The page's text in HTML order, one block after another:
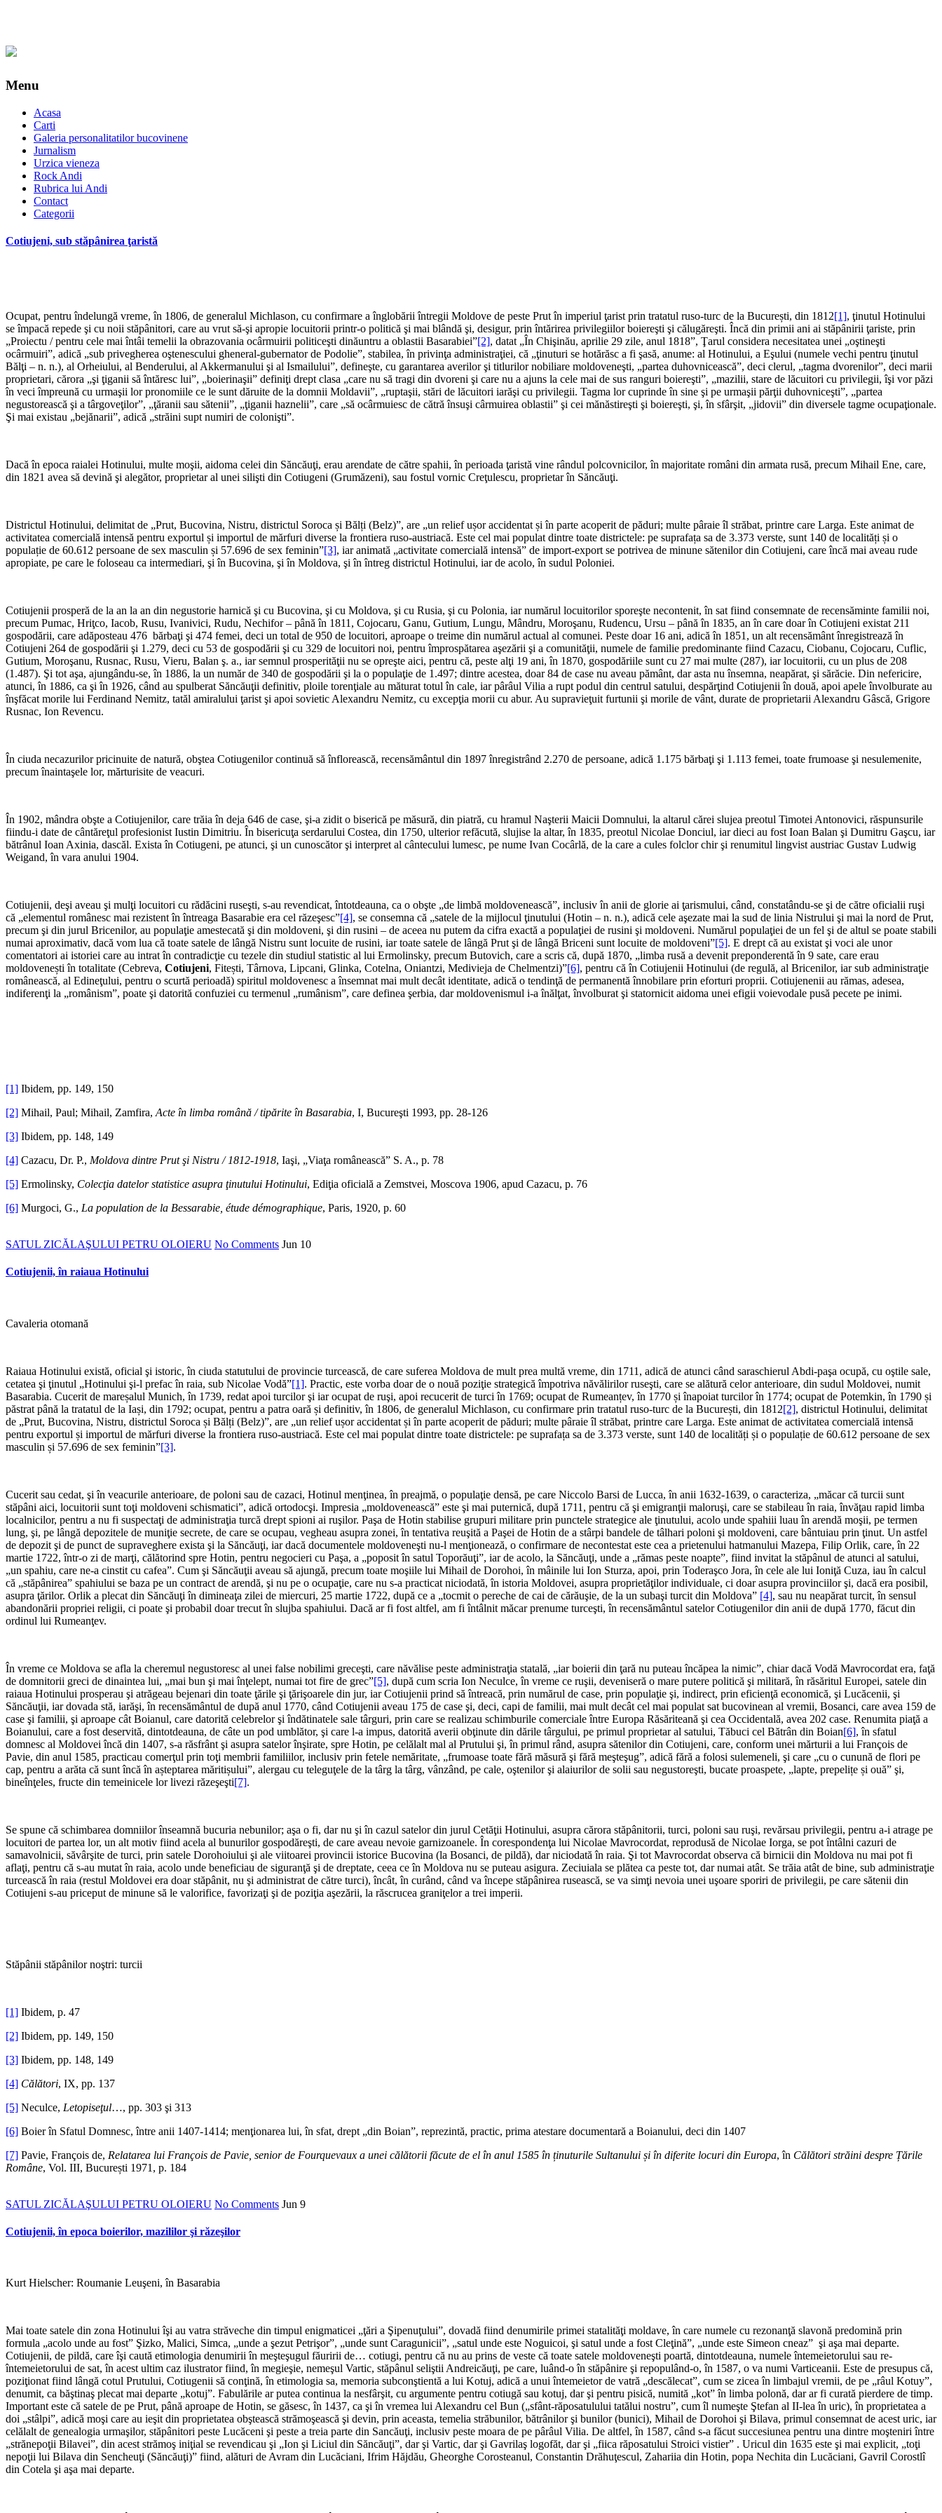
Menu
Acasa
Carti
Galeria personalitatilor bucovinene
Jurnalism
Urzica vieneza
Rock Andi
Rubrica lui Andi
Contact
Categorii
Cotiujeni, sub stăpânirea ţaristă
Ocupat, pentru îndelungă vreme, în 1806, de generalul Michlason, cu confirmare a înglobării întregii Moldove de peste Prut în imperiul ţarist prin tratatul ruso-turc de la București, din 1812[1], ţinutul Hotinului
se împacă repede şi cu noii stăpânitori, care au vrut să-şi apropie locuitorii printr-o politică şi mai blândă şi, desigur, prin întărirea privilegiilor boiereşti şi călugăreşti. Încă din primii ani ai stăpânirii ţariste, prin
„Proiectu / pentru cele mai întâi temelii la obrazovania ocârmuirii politiceşti dinăuntru a oblastii Basarabiei”[2], datat „În Chişinău, aprilie 29 zile, anul 1818”, Ţarul considera necesitatea unei „oştineşti
ocârmuiri”, adică „sub privegherea oştenescului gheneral-gubernator de Podolie”, stabilea, în privinţa administraţiei, că „ţinuturi se hotărăsc a fi şasă, anume: al Hotinului, a Eşului (numele vechi pentru ţinutul
Bălţi – n. n.), al Orheiului, al Benderului, al Akkermanului şi al Ismailului”, defineşte, cu garantarea averilor şi titlurilor nobiliare moldoveneşti, „partea duhovnicească”, deci clerul, „tagma dvorenilor”, deci marii
proprietari, cărora „şi ţiganii să întăresc lui”, „boierinaşii” definiţi drept clasa „care nu să tragi din dvoreni şi care nu a ajuns la cele mai de sus ranguri boiereşti”, „mazilii, stare de lăcuitori cu privilegii, îşi vor păzi
în veci împreună cu urmaşii lor pronomiile ce le sunt dăruite de la domnii Moldavii”, „ruptaşii, stări de lăcuitori iarăşi cu privilegii. Tagma lor cuprinde în sine şi pe urmaşii părţii duhovniceşti”, „partea
negustorească şi a târgoveţilor”, „ţăranii sau sătenii”, „ţiganii haznelii”, care „să ocârmuiesc de cătră însuşi cârmuirea oblastii” şi cei mănăstireşti şi boiereşti, şi, în sfârşit, „jidovii” din diversele tagme ocupaţionale.
Şi mai existau „bejănarii”, adică „străini supt numiri de colonişti”.
Dacă în epoca raialei Hotinului, multe moşii, aidoma celei din Săncăuţi, erau arendate de către spahii, în perioada ţaristă vine rândul polcovnicilor, în majoritate români din armata rusă, precum Mihail Ene, care,
din 1821 avea să devină şi alegător, proprietar al unei silişti din Cotiugeni (Grumăzeni), sau fostul vornic Creţulescu, proprietar în Săncăuţi.
Districtul Hotinului, delimitat de „Prut, Bucovina, Nistru, districtul Soroca și Bălți (Belz)”, are „un relief ușor accidentat și în parte acoperit de păduri; multe pâraie îl străbat, printre care Larga. Este animat de
activitatea comercială intensă pentru exportul și importul de mărfuri diverse la frontiera ruso-austriacă. Este cel mai populat dintre toate districtele: pe suprafața sa de 3.373 verste, sunt 140 de localități și o
populație de 60.612 persoane de sex masculin și 57.696 de sex feminin”[3], iar animată „activitate comercială intensă” de import-export se potrivea de minune sătenilor din Cotiujeni, care încă mai aveau rude
apropiate, pe care le foloseau ca intermediari, şi în Bucovina, şi în Moldova, şi în întreg districtul Hotinului, iar de acolo, în sudul Poloniei.
Cotiujenii prosperă de la an la an din negustorie harnică şi cu Bucovina, şi cu Moldova, şi cu Rusia, şi cu Polonia, iar numărul locuitorilor sporeşte necontenit, în sat fiind consemnate de recensăminte familii noi,
precum Pumac, Hriţco, Iacob, Rusu, Ivanivici, Rudu, Nechifor – până în 1811, Cojocaru, Ganu, Gutium, Lungu, Mândru, Moroşanu, Rudencu, Ursu – până în 1835, an în care doar în Cotiujeni existat 211
gospodării, care adăposteau 476 bărbaţi şi 474 femei, deci un total de 950 de locuitori, aproape o treime din numărul actual al comunei. Peste doar 16 ani, adică în 1851, un alt recensământ înregistrează în
Cotiujeni 264 de gospodării şi 1.279, deci cu 53 de gospodării şi cu 329 de locuitori noi, pentru împrospătarea aşezării şi a comunităţii, numele de familie predominante fiind Cazacu, Ciobanu, Cojocaru, Cuflic,
Gutium, Moroşanu, Rusnac, Rusu, Vieru, Balan ş. a., iar semnul prosperităţii nu se opreşte aici, pentru că, peste alţi 19 ani, în 1870, gospodăriile sunt cu 27 mai multe (287), iar locuitorii, cu un plus de 208
(1.487). Şi tot aşa, ajungându-se, în 1886, la un număr de 340 de gospodării şi la o populaţie de 1.497; dintre acestea, doar 84 de case nu aveau pământ, dar asta nu însemna, neapărat, şi sărăcie. Din nefericire,
atunci, în 1886, ca şi în 1926, când au spulberat Săncăuţii definitiv, ploile torenţiale au măturat totul în cale, iar pârâul Vilia a rupt podul din centrul satului, despărţind Cotiujenii în două, apoi apele învolburate au
înşfăcat morile lui Ferdinand Nemitz, tatăl amiralului ţarist şi apoi sovietic Alexandru Nemitz, cu excepţia morii cu abur. Au supravieţuit furtunii şi morile de vânt, durate de proprietarii Alexandru Gâscă, Grigore
Rusnac, Ion Revencu.
În ciuda necazurilor pricinuite de natură, obştea Cotiugenilor continuă să înflorească, recensământul din 1897 înregistrând 2.270 de persoane, adică 1.175 bărbaţi şi 1.113 femei, toate frumoase şi nesulemenite,
precum înaintaşele lor, mărturisite de veacuri.
În 1902, mândra obşte a Cotiujenilor, care trăia în deja 646 de case, şi-a zidit o biserică pe măsură, din piatră, cu hramul Naşterii Maicii Domnului, la altarul cărei slujea preotul Timotei Antonovici, răspunsurile
fiindu-i date de cântăreţul profesionist Iustin Dimitriu. În bisericuţa serdarului Costea, din 1750, ulterior refăcută, slujise la altar, în 1835, preotul Nicolae Donciul, iar dieci au fost Ioan Balan şi Dumitru Gaşcu, iar
bătrânul Ioan Axinia, dascăl. Exista în Cotiugeni, pe atunci, şi un cunoscător şi interpret al cântecului lumesc, pe nume Ivan Cocârlă, de la care a cules folclor chir şi renumitul lingvist austriac Gustav Ludwig
Weigand, în vara anului 1904.
Cotiujenii, deşi aveau şi mulţi locuitori cu rădăcini ruseşti, s-au revendicat, întotdeauna, ca o obşte „de limbă moldovenească”, inclusiv în anii de glorie ai ţarismului, când, constatându-se şi de către oficialii ruşi
că „elementul românesc mai rezistent în întreaga Basarabie era cel răzeşesc”[4], se consemna că „satele de la mijlocul ţinutului (Hotin – n. n.), adică cele aşezate mai la sud de linia Nistrului şi mai la nord de Prut,
precum şi din jurul Bricenilor, au populaţie amestecată şi din moldoveni, şi din rusini – de aceea nu putem da cifra exactă a populaţiei de rusini şi moldoveni. Numărul populaţiei de un fel şi de altul se poate stabili
numai aproximativ, dacă vom lua că toate satele de lângă Nistru sunt locuite de rusini, iar toate satele de lângă Prut şi de lângă Briceni sunt locuite de moldoveni”[5]. E drept că au existat şi voci ale unor
comentatori ai istoriei care au intrat în contradicţie cu tezele din studiul statistic al lui Ermolinsky, precum Butovich, care a scris că, după 1870, „limba rusă a devenit preponderentă în 9 sate, care erau
moldovenești în totalitate (Cebreva, Cotiujeni, Fitești, Târnova, Lipcani, Glinka, Cotelna, Oniantzi, Medivieja de Chelmentzi)”[6], pentru că în Cotiujenii Hotinului (de regulă, al Bricenilor, iar sub administraţie
românească, al Edineţului, pentru o scurtă perioadă) spiritul moldovenesc a însemnat mai mult decât identitate, adică o tendinţă de permanentă înnobilare prin eforturi proprii. Cotiujenenii au rămas, adesea,
indiferenţi la „românism”, poate şi datorită confuziei cu termenul „rumânism”, care definea şerbia, dar moldovenismul i-a înălţat, învolburat şi statornicit aidoma unei efigii voievodale pusă pecete pe inimi.
[1] Ibidem, pp. 149, 150
[2] Mihail, Paul; Mihail, Zamfira, Acte în limba română / tipărite în Basarabia, I, Bucureşti 1993, pp. 28-126
[3] Ibidem, pp. 148, 149
[4] Cazacu, Dr. P., Moldova dintre Prut şi Nistru / 1812-1918, Iaşi, „Viaţa românească” S. A., p. 78
[5] Ermolinsky, Colecţia datelor statistice asupra ţinutului Hotinului, Ediţia oficială a Zemstvei, Moscova 1906, apud Cazacu, p. 76
[6] Murgoci, G., La population de la Bessarabie, étude démographique, Paris, 1920, p. 60
SATUL ZICĂLAŞULUI PETRU OLOIERU No Comments Jun 10
Cotiujenii, în raiaua Hotinului
Cavaleria otomană
Raiaua Hotinului există, oficial şi istoric, în ciuda statutului de provincie turcească, de care suferea Moldova de mult prea multă vreme, din 1711, adică de atunci când saraschierul Abdi-paşa ocupă, cu oştile sale,
cetatea şi ţinutul „Hotinului şi-l prefac în raia, sub Nicolae Vodă”[1]. Practic, este vorba doar de o nouă poziţie strategică împotriva năvălirilor ruseşti, care se alătură celor anterioare, din sudul Moldovei, numit
Basarabia. Cucerit de mareșalul Munich, în 1739, redat apoi turcilor şi iar ocupat de ruşi, apoi recucerit de turci în 1769; ocupat de Rumeanțev, în 1770 și înapoiat turcilor în 1774; ocupat de Potemkin, în 1790 și
păstrat până la tratatul de la Iași, din 1792; ocupat, pentru a patra oară și definitiv, în 1806, de generalul Michlason, cu confirmare prin tratatul ruso-turc de la București, din 1812[2], districtul Hotinului, delimitat
de „Prut, Bucovina, Nistru, districtul Soroca și Bălți (Belz)”, are „un relief ușor accidentat și în parte acoperit de păduri; multe pâraie îl străbat, printre care Larga. Este animat de activitatea comercială intensă
pentru exportul și importul de mărfuri diverse la frontiera ruso-austriacă. Este cel mai populat dintre toate districtele: pe suprafața sa de 3.373 verste, sunt 140 de localități și o populație de 60.612 persoane de sex
masculin și 57.696 de sex feminin”[3].
Cucerit sau cedat, şi în veacurile anterioare, de poloni sau de cazaci, Hotinul menţinea, în preajmă, o populaţie densă, pe care Niccolo Barsi de Lucca, în anii 1632-1639, o caracteriza, „măcar că turcii sunt
stăpâni aici, locuitorii sunt toţi moldoveni schismatici”, adică ortodocşi. Impresia „moldovenească” este şi mai puternică, după 1711, pentru că şi emigranţii maloruşi, care se stabileau în raia, învăţau rapid limba
localnicilor, pentru a nu fi suspectaţi de administraţia turcă drept spioni ai ruşilor. Paşa de Hotin stabilise grupuri militare prin punctele strategice ale ţinutului, acolo unde spahiii luau în arendă moşii, pe termen
lung, şi, pe lângă depozitele de muniţie secrete, de care se ocupau, vegheau asupra zonei, în tentativa reuşită a Paşei de Hotin de a stârpi bandele de tâlhari poloni şi moldoveni, care bântuiau prin ţinut. Un astfel
de depozit şi de punct de supraveghere exista şi la Săncăuţi, iar dacă documentele moldoveneşti nu-l menţionează, o confirmare de necontestat este cea a prietenului hatmanului Mazepa, Filip Orlik, care, în 22
martie 1722, într-o zi de marţi, călătorind spre Hotin, pentru negocieri cu Paşa, a „poposit în satul Toporăuţi”, iar de acolo, la Săncăuţi, unde a „rămas peste noapte”, fiind invitat la stăpânul de atunci al satului,
„un spahiu, care ne-a cinstit cu cafea”. Cum şi Săncăuţii aveau să ajungă, precum toate moşiile lui Mihail de Dorohoi, în mâinile lui Ion Sturza, apoi, prin Toderaşco Jora, în cele ale lui Ioniţă Cuza, iau în calcul
că „stăpânirea” spahiului se baza pe un contract de arendă, şi nu pe o ocupaţie, care nu s-a practicat niciodată, în istoria Moldovei, asupra proprietăţilor individuale, ci doar asupra provinciilor şi, dacă era posibil,
asupra ţărilor. Orlik a plecat din Săncăuţi în dimineaţa zilei de miercuri, 25 martie 1722, după ce a „tocmit o pereche de cai de cărăuşie, de la un subaşi turcit din Moldova” [4], sau nu neapărat turcit, în sensul
abandonării propriei religii, ci poate şi probabil doar trecut în slujba spahiului. Dacă ar fi fost altfel, am fi întâlnit măcar prenume turceşti, în recensământul satelor Cotiugenilor din anii de după 1770, făcut din
ordinul lui Rumeanţev.
În vreme ce Moldova se afla la cheremul negustoresc al unei false nobilimi greceşti, care năvălise peste administraţia statală, „iar boierii din ţară nu puteau încăpea la nimic”, chiar dacă Vodă Mavrocordat era, faţă
de domnitorii greci de dinaintea lui, „mai bun şi mai înţelept, numai tot fire de grec”[5], după cum scria Ion Neculce, în vreme ce ruşii, deveniseră o mare putere politică şi militară, în răsăritul Europei, satele din
raiaua Hotinului prosperau şi atrăgeau bejenari din toate ţările şi ţărişoarele din jur, iar Cotiujenii prind să întreacă, prin numărul de case, prin populaţie şi, indirect, prin eficienţă economică, şi Lucăcenii, şi
Săncăuţii, iar dovada stă, iarăşi, în recensământul de după anul 1770, când Cotiujenii aveau 175 de case şi, deci, capi de familii, mai mult decât cel mai populat sat bucovinean al vremii, Bosanci, care avea 159 de
case şi familii, şi aproape cât Boianul, care datorită celebrelor şi îndătinatele sale târguri, prin care se realizau schimburile comerciale între Europa Răsăriteană şi cea Occidentală, avea 202 case. Renumita piaţă a
Boianului, care a fost deservită, dintotdeauna, de câte un pod umblător, şi care l-a impus, datorită averii obţinute din dările târgului, pe primul proprietar al satului, Tăbuci cel Bătrân din Boian[6], în sfatul
domnesc al Moldovei încă din 1407, s-a răsfrânt şi asupra satelor înşirate, spre Hotin, pe celălalt mal al Prutului şi, în primul rând, asupra sătenilor din Cotiujeni, care, conform unei mărturii a lui François de
Pavie, din anul 1585, practicau comerţul prin toţi membrii familiilor, inclusiv prin fetele nemăritate, „frumoase toate fără măsură şi fără meşteşug”, adică fără a folosi sulemeneli, şi care „cu o cunună de flori pe
cap, pentru a arăta că sunt încă în așteptarea măritișului”, alergau cu teleguţele de la târg la târg, vânzând, pe cale, oştenilor şi alaiurilor de solii sau negustoreşti, bucate proaspete, „lapte, prepelițe și ouă” şi,
bineînţeles, fructe din temeinicele lor livezi răzeşeşti[7].
Se spune că schimbarea domniilor înseamnă bucuria nebunilor; aşa o fi, dar nu şi în cazul satelor din jurul Cetăţii Hotinului, asupra cărora stăpânitorii, turci, poloni sau ruşi, revărsau privilegii, pentru a-i atrage pe
locuitori de partea lor, un alt motiv fiind acela al bunurilor gospodăreşti, de care aveau nevoie garnizoanele. În corespondenţa lui Nicolae Mavrocordat, reprodusă de Nicolae Iorga, se pot întâlni cazuri de
samavolnicii, săvârşite de turci, prin satele Dorohoiului şi ale viitoarei provincii istorice Bucovina (la Bosanci, de pildă), dar niciodată în raia. Şi tot Mavrocordat observa că birnicii din Moldova nu mai pot fi
aflaţi, pentru că s-au mutat în raia, acolo unde beneficiau de siguranţă şi de dreptate, ceea ce în Moldova nu se puteau asigura. Zeciuiala se plătea ca peste tot, dar numai atât. Se trăia atât de bine, sub administraţie
turcească în raia (restul Moldovei era doar stăpânit, nu şi administrat de către turci), încât, în curând, când va începe stăpânirea rusească, se va simţi nevoia unei uşoare sporiri de privilegii, pe care sătenii din
Cotiujeni s-au priceput de minune să le valorifice, favorizaţi şi de poziţia aşezării, la răscrucea graniţelor a trei imperii.
Stăpânii stăpânilor noştri: turcii
[1] Ibidem, p. 47
[2] Ibidem, pp. 149, 150
[3] Ibidem, pp. 148, 149
[4] Călători, IX, pp. 137
[5] Neculce, Letopiseţul…, pp. 303 şi 313
[6] Boier în Sfatul Domnesc, între anii 1407-1414; menţionarea lui, în sfat, drept „din Boian”, reprezintă, practic, prima atestare documentară a Boianului, deci din 1407
[7] Pavie, François de, Relatarea lui François de Pavie, senior de Fourquevaux a unei călătorii făcute de el în anul 1585 în ținuturile Sultanului și în diferite locuri din Europa, în Călători străini despre Țările
Române, Vol. III, București 1971, p. 184
SATUL ZICĂLAŞULUI PETRU OLOIERU No Comments Jun 9
Cotiujenii, în epoca boierilor, mazililor şi răzeşilor
Kurt Hielscher: Roumanie Leuşeni, în Basarabia
Mai toate satele din zona Hotinului îşi au vatra străveche din timpul enigmaticei „ţări a Şipenuţului”, dovadă fiind denumirile primei statalităţi moldave, în care numele cu rezonanţă slavonă predomină prin
formula „acolo unde au fost” Şizko, Malici, Simca, „unde a şezut Petrişor”, „unde sunt Caragunicii”, „satul unde este Noguicoi, şi satul unde a fost Cleţină”, „unde este Simeon cneaz” şi aşa mai departe.
Cotiujenii, de pildă, care îşi caută etimologia denumirii în meşteşugul făuririi de… cotiugi, pentru că nu au prins de veste că toate satele moldoveneşti poartă, dintotdeauna, numele întemeietorului sau re-
întemeietorului de sat, în acest ultim caz ilustrator fiind, în megieşie, nemeşul Vartic, stăpânul seliştii Andreicăuţi, pe care, luând-o în stăpânire şi repopulând-o, în 1587, o va numi Varticeanii. Este de presupus că,
poziţionat fiind lângă cotul Prutului, Cotiugenii să conţină, în etimologia sa, memoria subconştientă a lui Kotuj, adică a unui întemeietor de vatră „descălecat”, cum se zicea în limbajul vremii, de pe „râul Kotuy”,
denumit, ca băştinaş plecat mai departe „kotuj”. Fabulările ar putea continua la nesfârşit, cu argumente pentru cotiugă sau kotuj, dar şi pentru pisică, numită „kot” în limba polonă, dar ar fi curată pierdere de timp.
Important este că satele de pe Prut, până aproape de Hotin, se găsesc, în 1437, ca şi în vremea lui Alexandru cel Bun („sfânt-răposatulului tatălui nostru”, cum îl numeşte Ştefan al II-lea în uric), în proprietatea a
doi „stâlpi”, adică moşi care au ieşit din proprietatea obştească strămoşească şi devin, prin aceasta, temelia străbunilor, bătrânilor şi bunilor (bunici), Mihail de Dorohoi şi Bilava, primul consemnat de acest uric, iar
celălalt de genealogia urmaşilor, stăpânitori peste Lucăceni şi peste a treia parte din Sancăuţi, inclusiv peste moara de pe pârâul Vilia. De altfel, în 1587, când s-a făcut succesiunea pentru una dintre moşteniri între
„strănepoţii Bilavei”, din acest strămoş iniţial se revendicau şi „Ion şi Liciul din Săncăuţi”, dar şi Vartic, dar şi Gavrilaş logofăt, dar şi „fiica răposatului Stroici vistier” . Uricul din 1635 este şi mai explicit, „toţi
nepoţii lui Bilava din Sencheuţi (Săncăuţi)” fiind, alături de Avram din Lucăciani, Ifrim Hăjdău, Gheorghe Corosteanul, Constantin Drăhuţescul, Zahariia din Hotin, popa Nechita din Lucăciani, Gavril Corostlî
din Cotela şi aşa mai departe.